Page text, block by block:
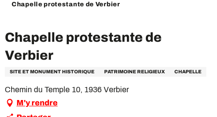
Chapelle protestante de Verbier
Chapelle protestante de
Verbier
SITE ET MONUMENT HISTORIQUE PATRIMOINE RELIGIEUX CHAPELLE
Chemin du Temple 10, 1936 Verbier
M'y rendre